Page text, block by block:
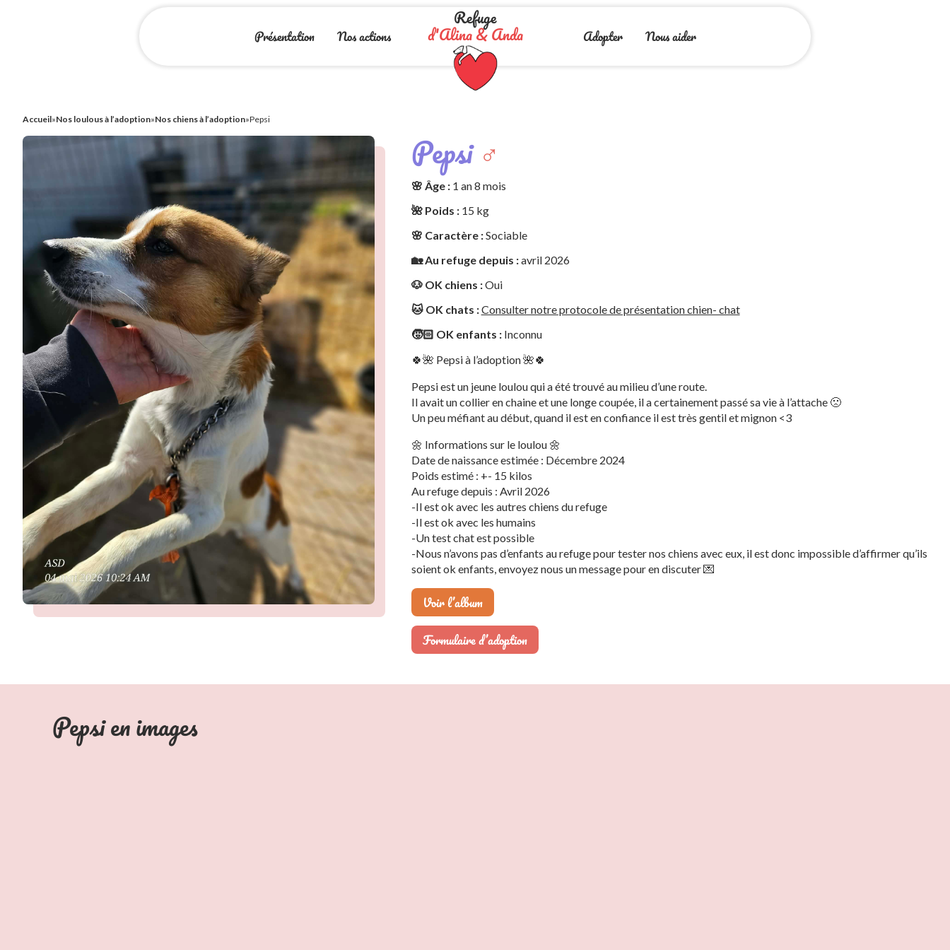
Refuge
d'Alina & Anda
Présentation Nos actions Adopter Nous aider
Accueil»Nos loulous à l’adoption»Nos chiens à l’adoption»Pepsi
Pepsi♂️
🌸 Âge :1 an 8 mois
🌺 Poids :15 kg
🌸 Caractère :Sociable
🏡 Au refuge depuis :avril 2026
🐶 OK chiens :Oui
🐱 OK chats :Consulter notre protocole de présentation chien- chat
🧒🏻 OK enfants :Inconnu
🍀🌺 Pepsi à l’adoption 🌺🍀
Pepsi est un jeune loulou qui a été trouvé au milieu d’une route.
Il avait un collier en chaine et une longe coupée, il a certainement passé sa vie à l’attache 🙁
Un peu méfiant au début, quand il est en confiance il est très gentil et mignon <3
🌼 Informations sur le loulou 🌼
Date de naissance estimée : Décembre 2024
Poids estimé : +- 15 kilos
Au refuge depuis : Avril 2026
-Il est ok avec les autres chiens du refuge
-Il est ok avec les humains
-Un test chat est possible
-Nous n’avons pas d’enfants au refuge pour tester nos chiens avec eux, il est donc impossible d’affirmer qu’ils
soient ok enfants, envoyez nous un message pour en discuter 💌
Voir l’album
Formulaire d’adoption
Pepsi en images